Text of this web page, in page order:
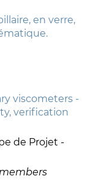
en verre,
viscometers -
verification
de Projet -